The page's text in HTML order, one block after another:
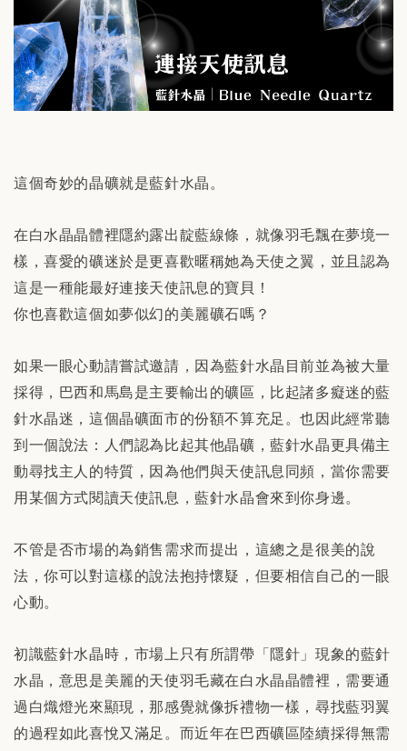
這個奇妙的晶礦就是藍針水晶。
在白水晶晶體裡隱約露出靛藍線條，就像羽毛飄在夢境一
樣，喜愛的礦迷於是更喜歡暱稱她為天使之翼，並且認為
這是一種能最好連接天使訊息的寶貝！
你也喜歡這個如夢似幻的美麗礦石嗎？
如果一眼心動請嘗試邀請，因為藍針水晶目前並為被大量
採得，巴西和馬島是主要輸出的礦區，比起諸多癡迷的藍
針水晶迷，這個晶礦面市的份額不算充足。也因此經常聽
到一個說法：人們認為比起其他晶礦，藍針水晶更具備主
動尋找主人的特質，因為他們與天使訊息同頻，當你需要
用某個方式閱讀天使訊息，藍針水晶會來到你身邊。
不管是否市場的為銷售需求而提出，這總之是很美的說
法，你可以對這樣的說法抱持懷疑，但要相信自己的一眼
心動。
初識藍針水晶時，市場上只有所謂帶「隱針」現象的藍針
水晶，意思是美麗的天使羽毛藏在白水晶晶體裡，需要通
過白熾燈光來顯現，那感覺就像拆禮物一樣，尋找藍羽翼
的過程如此喜悅又滿足。而近年在巴西礦區陸續採得無需